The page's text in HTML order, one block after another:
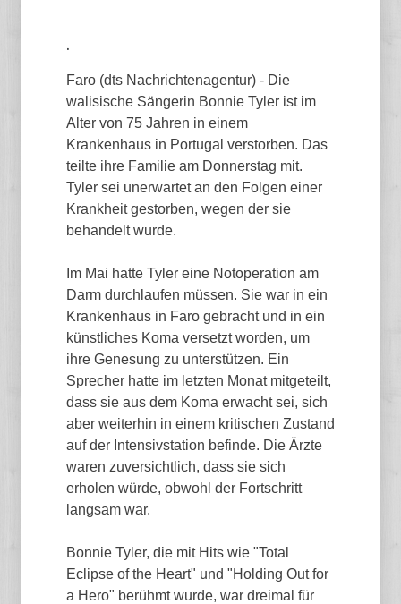
.
Faro (dts Nachrichtenagentur) - Die
walisische Sängerin Bonnie Tyler ist im
Alter von 75 Jahren in einem
Krankenhaus in Portugal verstorben. Das
teilte ihre Familie am Donnerstag mit.
Tyler sei unerwartet an den Folgen einer
Krankheit gestorben, wegen der sie
behandelt wurde.
Im Mai hatte Tyler eine Notoperation am
Darm durchlaufen müssen. Sie war in ein
Krankenhaus in Faro gebracht und in ein
künstliches Koma versetzt worden, um
ihre Genesung zu unterstützen. Ein
Sprecher hatte im letzten Monat mitgeteilt,
dass sie aus dem Koma erwacht sei, sich
aber weiterhin in einem kritischen Zustand
auf der Intensivstation befinde. Die Ärzte
waren zuversichtlich, dass sie sich
erholen würde, obwohl der Fortschritt
langsam war.
Bonnie Tyler, die mit Hits wie "Total
Eclipse of the Heart" und "Holding Out for
a Hero" berühmt wurde, war dreimal für